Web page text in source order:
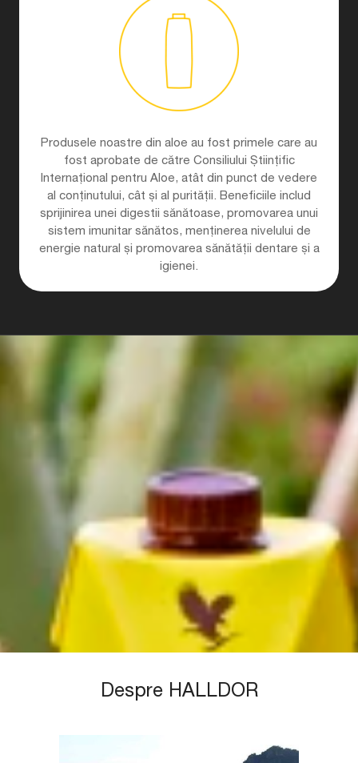
Produsele noastre din aloe au fost primele care au
fost aprobate de către Consiliului Științific
Internațional pentru Aloe, atât din punct de vedere
al conținutului, cât și al purității. Beneficiile includ
sprijinirea unei digestii sănătoase, promovarea unui
sistem imunitar sănătos, menținerea nivelului de
energie natural și promovarea sănătății dentare și a
igienei.
Despre HALLDOR